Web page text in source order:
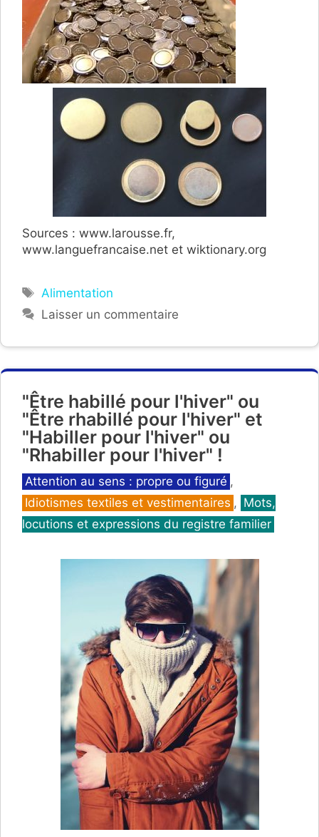
Sources : www.larousse.fr,
www.languefrancaise.net et wiktionary.org
Étiquettes
Alimentation
Laisser un commentaire
"Être habillé pour l'hiver" ou
"Être rhabillé pour l'hiver" et
"Habiller pour l'hiver" ou
"Rhabiller pour l'hiver" !
Catégories
Attention au sens : propre ou figuré ,
Idiotismes textiles et vestimentaires , Mots,
locutions et expressions du registre familier